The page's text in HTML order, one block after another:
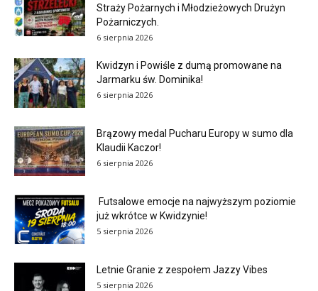
Straży Pożarnych i Młodzieżowych Drużyn
Pożarniczych.
6 sierpnia 2026
Kwidzyn i Powiśle z dumą promowane na
Jarmarku św. Dominika!
6 sierpnia 2026
Brązowy medal Pucharu Europy w sumo dla
Klaudii Kaczor!
6 sierpnia 2026
Futsalowe emocje na najwyższym poziomie
już wkrótce w Kwidzynie!
5 sierpnia 2026
Letnie Granie z zespołem Jazzy Vibes
5 sierpnia 2026